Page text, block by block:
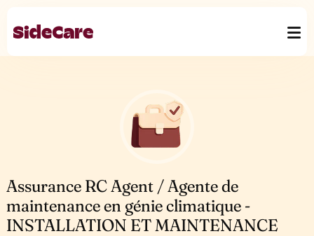
Assurance RC Agent / Agente de
maintenance en génie climatique -
INSTALLATION ET MAINTENANCE